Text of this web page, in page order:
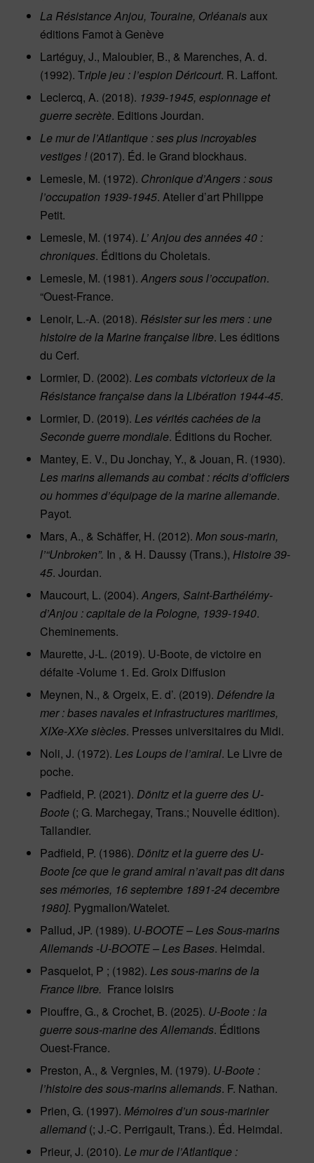
La Résistance Anjou, Touraine, Orléanaisaux
éditions Famot à Genève
Lartéguy, J., Maloubier, B., & Marenches, A. d.
(1992). Triple jeu : l’espion Déricourt. R. Laffont.
Leclercq, A. (2018). 1939-1945, espionnage et
guerre secrète. Editions Jourdan.
Le mur de l’Atlantique : ses plus incroyables
vestiges !(2017). Éd. le Grand blockhaus.
Lemesle, M. (1972). Chronique d’Angers : sous
l’occupation 1939-1945. Atelier d’art Philippe
Petit.
Lemesle, M. (1974). L’ Anjou des années 40 :
chroniques. Éditions du Choletais.
Lemesle, M. (1981). Angers sous l’occupation.
“Ouest-France.
Lenoir, L.-A. (2018). Résister sur les mers : une
histoire de la Marine française libre. Les éditions
du Cerf.
Lormier, D. (2002). Les combats victorieux de la
Résistance française dans la Libération 1944-45.
Lormier, D. (2019). Les vérités cachées de la
Seconde guerre mondiale. Éditions du Rocher.
Mantey, E. V., Du Jonchay, Y., & Jouan, R. (1930).
Les marins allemands au combat : récits d’officiers
ou hommes d’équipage de la marine allemande.
Payot.
Mars, A., & Schäffer, H. (2012). Mon sous-marin,
l’“Unbroken”. In , & H. Daussy (Trans.), Histoire 39-
45. Jourdan.
Maucourt, L. (2004). Angers, Saint-Barthélémy-
d’Anjou : capitale de la Pologne, 1939-1940.
Cheminements.
Maurette, J-L. (2019). U-Boote, de victoire en
défaite -Volume 1. Ed. Groix Diffusion
Meynen, N., & Orgeix, E. d’. (2019). Défendre la
mer : bases navales et infrastructures maritimes,
XIXe-XXe siècles. Presses universitaires du Midi.
Noli, J. (1972). Les Loups de l’amiral. Le Livre de
poche.
Padfield, P. (2021). Dönitz et la guerre des U-
Boote(; G. Marchegay, Trans.; Nouvelle édition).
Tallandier.
Padfield, P. (1986). Dönitz et la guerre des U-
Boote [ce que le grand amiral n’avait pas dit dans
ses mémories, 16 septembre 1891-24 decembre
1980]. Pygmalion/Watelet.
Pallud, JP. (1989). U-BOOTE – Les Sous-marins
Allemands -U-BOOTE – Les Bases. Heimdal.
Pasquelot, P ; (1982). Les sous-marins de la
France libre. ‎ France loisirs
Piouffre, G., & Crochet, B. (2025). U-Boote : la
guerre sous-marine des Allemands. Éditions
Ouest-France.
Preston, A., & Vergnies, M. (1979). U-Boote :
l’histoire des sous-marins allemands. F. Nathan.
Prien, G. (1997). Mémoires d’un sous-marinier
allemand(; J.-C. Perrigault, Trans.). Éd. Heimdal.
Prieur, J. (2010). Le mur de l’Atlantique :